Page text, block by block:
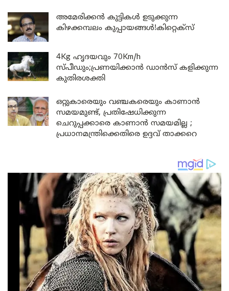
അമേരിക്കൻ കുട്ടികൾ ഉടുക്കുന്ന
കിഴക്കമ്പലം കുപ്പായങ്ങൾ!കിറ്റെക്സ്
4Kg ഹൃദയവും 70Km/h
സ്പീഡും;പ്രണയിക്കാൻ ഡാൻസ് കളിക്കുന്ന
കുതിരശക്തി
ഒറ്റുകാരെയും വഞ്ചകരെയും കാണാൻ
സമയമുണ്ട്, പ്രതിഷേധിക്കുന്ന
ചെറുപ്പക്കാരെ കാണാൻ സമയമില്ല ;
പ്രധാനമന്ത്രിക്കെതിരെ ഉദ്ദവ് താക്കറെ